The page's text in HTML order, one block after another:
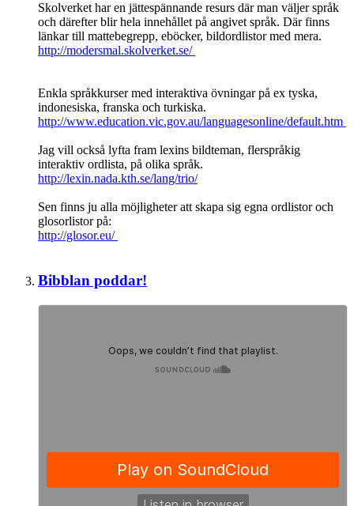
Skolverket har en jättespännande resurs där man väljer språk
och därefter blir hela innehållet på angivet språk. Där finns
länkar till mattebegrepp, eböcker, bildordlistor med mera.
http://modersmal.skolverket.se/
Enkla språkkurser med interaktiva övningar på ex tyska,
indonesiska, franska och turkiska.
http://www.education.vic.gov.au/languagesonline/default.htm
Jag vill också lyfta fram lexins bildteman, flerspråkig
interaktiv ordlista, på olika språk.
http://lexin.nada.kth.se/lang/trio/
Sen finns ju alla möjligheter att skapa sig egna ordlistor och
glosorlistor på:
http://glosor.eu/
Bibblan poddar!